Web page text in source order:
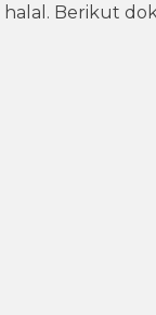
Berikut